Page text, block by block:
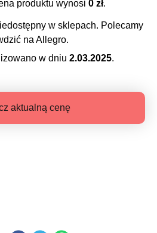
produktu wynosi 0 zł.
w sklepach. Polecamy
na Allegro.
w dniu 2.03.2025.
aktualną cenę